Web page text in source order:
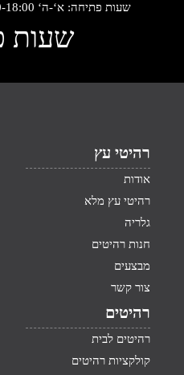
שעות פתיחה: א‘-ה‘ 10:00-18:00 , שישי: 9:00-14:00
שעות
רהיטי עץ
אודות
רהיטי עץ מלא
גלריה
חנות רהיטים
מבצעים
צור קשר
רהיטים
רהיטים לבית
קולקציות רהיטים